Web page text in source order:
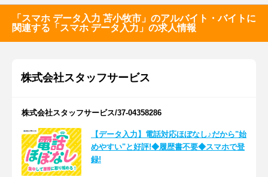
「スマホ データ入力 苫小牧市」のアルバイト・バイトに
関連する「スマホ データ入力」の求人情報
株式会社スタッフサービス
株式会社スタッフサービス/37-04358286
【データ入力】電話対応ほぼなし♪だから"始
めやすい"と好評!◆履歴書不要◆スマホで登
録!